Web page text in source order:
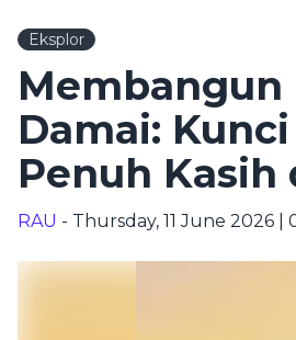
Eksplor
Membangun
Damai:
Penuh
RAU - Thursday, 11 June 2026 |